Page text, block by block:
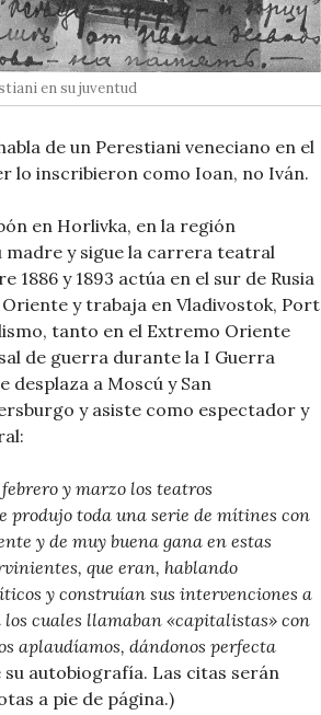
en su juventud
de un Perestiani veneciano en el
lo inscribieron como Ioan, no Iván.
en Horlivka, en la región
madre y sigue la carrera teatral
y 1893 actúa en el sur de Rusia
y trabaja en Vladivostok, Port
tanto en el Extremo Oriente
de guerra durante la I Guerra
desplaza a Moscú y San
y asiste como espectador y
y marzo los teatros
produjo toda una serie de mítines con
y de muy buena gana en estas
que eran, hablando
y construían sus intervenciones a
los cuales llamaban «capitalistas» con
aplaudíamos, dándonos perfecta
su autobiografía. Las citas serán
a pie de página.)